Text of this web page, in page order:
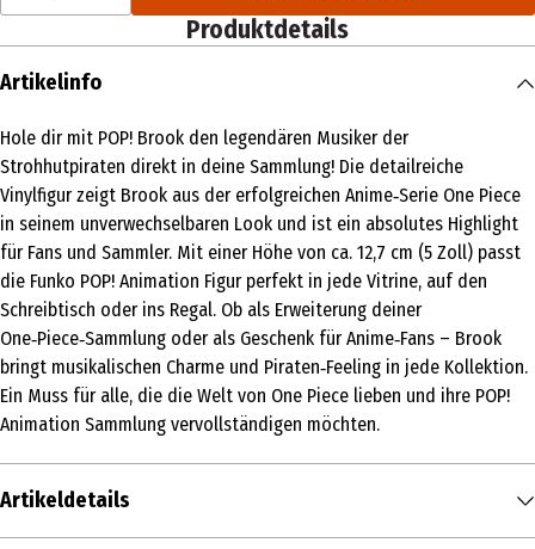
Produktdetails
Artikelinfo
Hole dir mit POP! Brook den legendären Musiker der
Strohhutpiraten direkt in deine Sammlung! Die detailreiche
Vinylfigur zeigt Brook aus der erfolgreichen Anime‑Serie One Piece
in seinem unverwechselbaren Look und ist ein absolutes Highlight
für Fans und Sammler. Mit einer Höhe von ca. 12,7 cm (5 Zoll) passt
die Funko POP! Animation Figur perfekt in jede Vitrine, auf den
Schreibtisch oder ins Regal. Ob als Erweiterung deiner
One‑Piece‑Sammlung oder als Geschenk für Anime‑Fans – Brook
bringt musikalischen Charme und Piraten‑Feeling in jede Kollektion.
Ein Muss für alle, die die Welt von One Piece lieben und ihre POP!
Animation Sammlung vervollständigen möchten.
Artikeldetails